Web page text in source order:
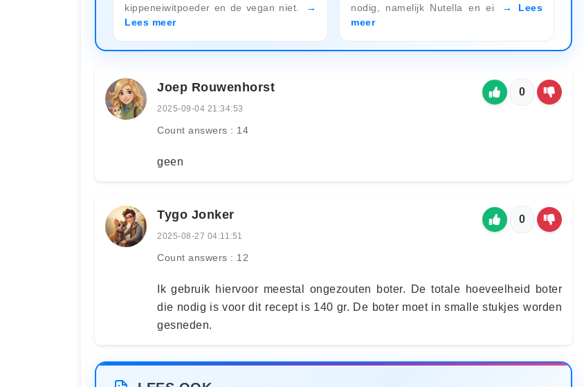
kippeneiwitpoeder en de vegan niet.
Lees meer
nodig, namelijk Nutella en ei
Lees
meer
Joep Rouwenhorst
2025-09-04 21:34:53
Count answers : 14
0
geen
Tygo Jonker
2025-08-27 04:11:51
Count answers : 12
0
Ik gebruik hiervoor meestal ongezouten boter. De totale hoeveelheid boter
die nodig is voor dit recept is 140 gr. De boter moet in smalle stukjes worden
gesneden.